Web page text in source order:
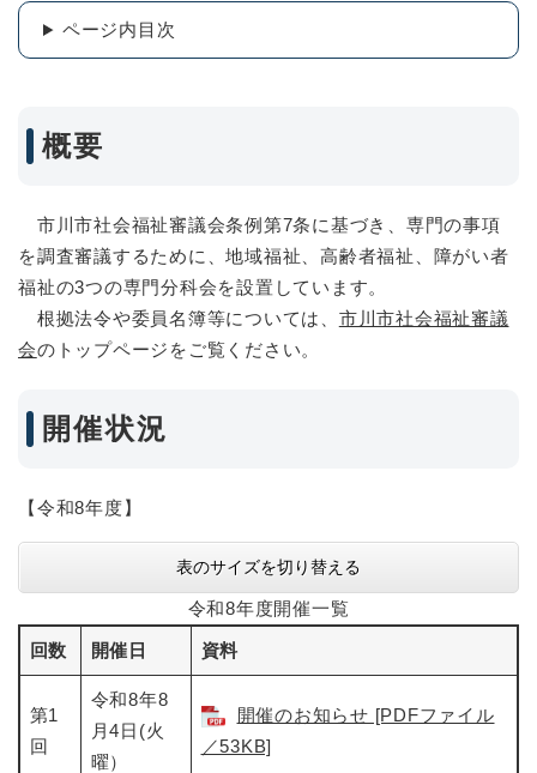
ページ内目次
概要
市川市社会福祉審議会条例第7条に基づき、専門の事項
を調査審議するために、地域福祉、高齢者福祉、障がい者
福祉の3つの専門分科会を設置しています。
根拠法令や委員名簿等については、 市川市社会福祉審議
会のトップページをご覧ください。
開催状況
【令和8年度】
表のサイズを切り替える
令和8年度開催一覧
回数 開催日 資料
第1
回
令和8年8
月4日(火
曜）
開催のお知らせ [PDFファイル
／53KB]